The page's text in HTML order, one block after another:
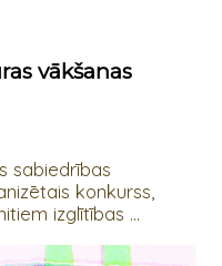
vākšanas
sabiedrības
konkurss,
izglītības ...